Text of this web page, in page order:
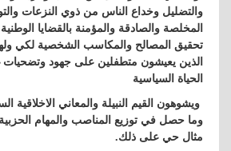
والتضليل وخداع الناس من ذوي النزعات
المخلصة والصادقة والمؤمنة بالقضايا
تحقيق المصالح والمكاسب الشخصية لكي
الذين يعيشون متطفلين على جهود
الحياة السياسية
ويشوهون القيم النبيلة والمعاني الاخلاقية
وما حصل في توزيع المناصب والمهام الحزبية
مثال حي على ذلك.